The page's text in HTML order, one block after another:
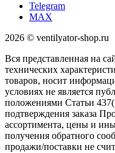
Telegram
MAX
2026 © ventilyator-shop.ru
Вся представленная на
технических
товаров, носит
условиях не является
положениями Статьи
подтверждения заказа
ассортимента, цены и
получения обратного
продажи/поставки не